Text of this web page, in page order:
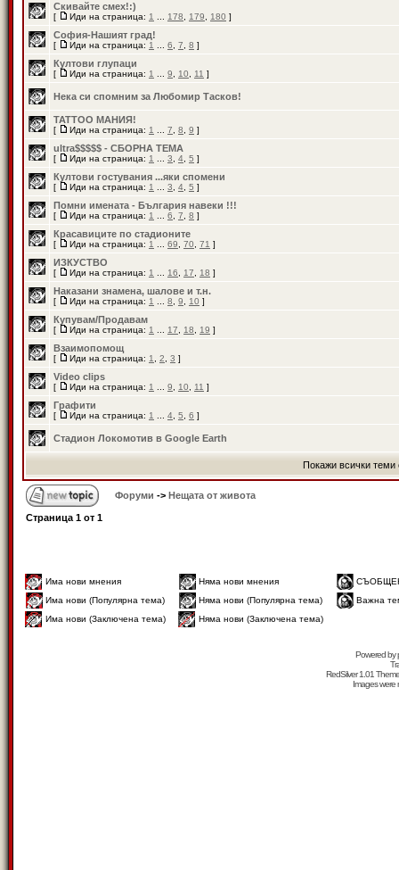
Скивайте смех!:)
[ Иди на страница: 1 178 179 180 ]
София-Нашият град!
[ Иди на страница: 1 6 7 8 ]
Култови глупаци
[ Иди на страница: 1 9 10 11 ]
Нека си спомним за Любомир Тасков!
TATTOO МАНИЯ!
[ Иди на страница: 1 7 8 9 ]
ultra$$$$$ - СБОРНА ТЕМА
[ Иди на страница: 1 3 4 5 ]
Култови гостувания ...яки спомени
[ Иди на страница: 1 3 4 5 ]
Помни имената - България навеки !!!
[ Иди на страница: 1 6 7 8 ]
Красавиците по стадионите
[ Иди на страница: 1 69 70 71 ]
ИЗКУСТВО
[ Иди на страница: 1 16 17 18 ]
Наказани знамена, шалове и т.н.
[ Иди на страница: 1 8 9 10 ]
Купувам/Продавам
[ Иди на страница: 1 17 18 19 ]
Взаимопомощ
[ Иди на страница: 1 2 3 ]
Video clips
[ Иди на страница: 1 9 10 11 ]
Графити
[ Иди на страница: 1 4 5 6 ]
Стадион Локомотив в Google Earth
Покажи всички теми
Форуми -> Нещата от живота
Страница 1 от 1
Има нови мнения Няма нови мнения
Има нови (Популярна тема)
Няма нови (Популярна тема)
Важна
Има нови (Заключена тема)
Няма нови (Заключена тема)
Powered by
RedSilver 1.01
Images were